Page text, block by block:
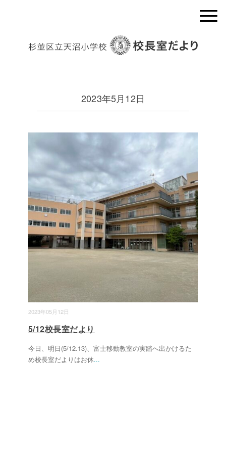
2023年5月12日
2023年05月12日
5/12校長室だより
今日、明日(5/12.13)、富士移動教室の実踏へ出かけるた
め校長室だよりはお休...